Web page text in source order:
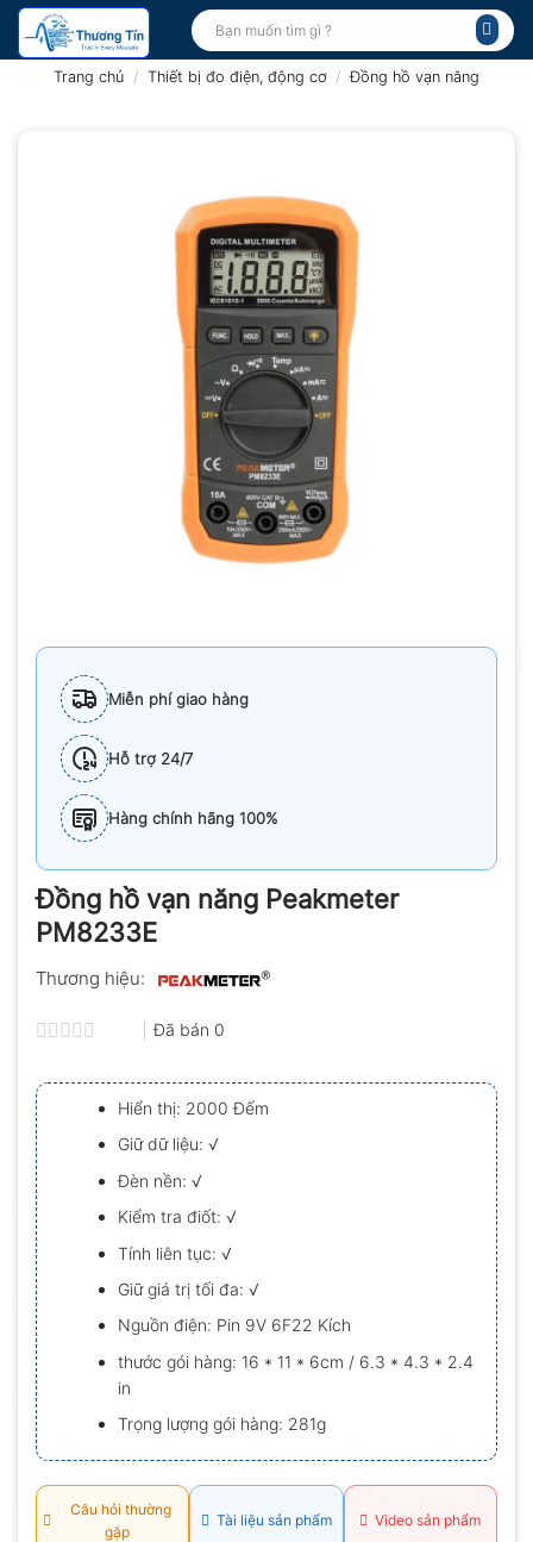
Bỏ
qua
Tìm
kiếm:
Trang chủ / Thiết bị đo điện, động cơ / Đồng hồ vạn năng
Miễn phí giao hàng
Hỗ trợ 24/7
Hàng chính hãng 100%
Đồng hồ vạn năng Peakmeter
PM8233E
Thương hiệu:
xếp
hạng
0.0
5
sao
Đã bán 0
Hiển thị: 2000 Đếm
Giữ dữ liệu: √
Đèn nền: √
Kiểm tra điốt: √
Tính liên tục: √
Giữ giá trị tối đa: √
Nguồn điện: Pin 9V 6F22 Kích
thước gói hàng: 16 * 11 * 6cm / 6.3 * 4.3 * 2.4
in
Trọng lượng gói hàng: 281g
Câu hỏi thường
gặp
Tài liệu sản phẩm Video sản phẩm